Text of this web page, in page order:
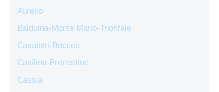
Aurelio
Balduina-Monte Mario-Trionfale
Casalotti-Boccea
Casilino-Prenestino
Cassia